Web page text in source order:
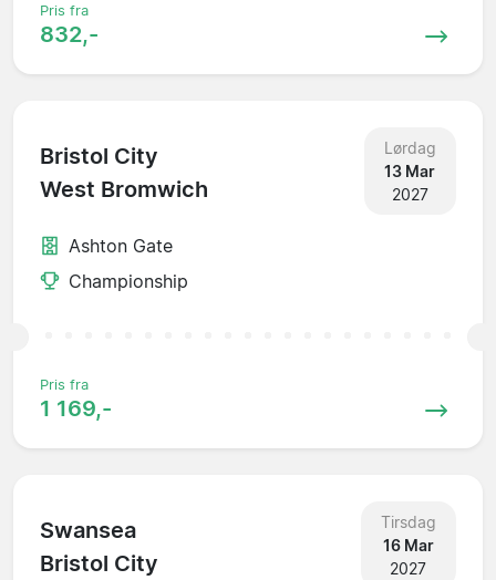
Pris fra
832,-
Bristol City
West Bromwich
Lørdag
13 Mar
2027
Ashton Gate
Championship
Pris fra
1 169,-
Swansea
Bristol City
Tirsdag
16 Mar
2027